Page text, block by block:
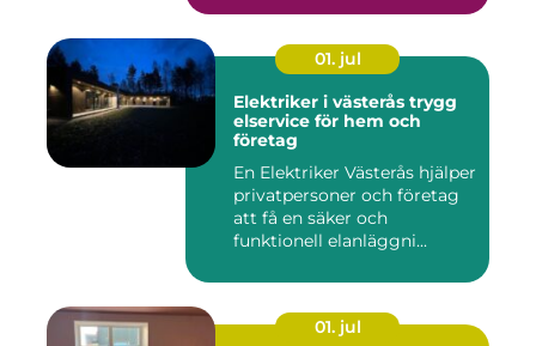
01. jul
Elektriker i västerås trygg
elservice för hem och
företag
En Elektriker Västerås hjälper
privatpersoner och företag
att få en säker och
funktionell elanläggni...
01. jul